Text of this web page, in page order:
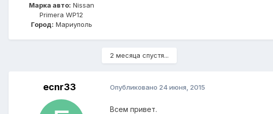
Марка авто: Nissan
Primera WP12
Город: Мариуполь
2 месяца спустя...
ecnr33 Опубликовано 24 июня, 2015
Всем привет.